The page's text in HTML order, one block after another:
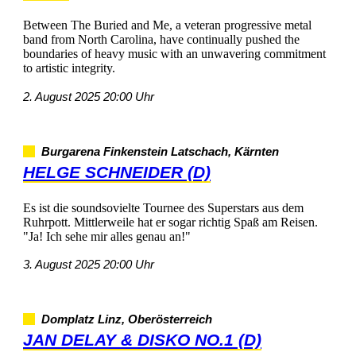
BetweenTheBuriedandMe,aveteranprogressivemetal
bandfromNorthCarolina,havecontinuallypushedthe
boundariesofheavymusicwithanunwaveringcommitment
toartisticintegrity.
2.August202520:00Uhr
BurgarenaFinkensteinLatschach,Kärnten
HELGESCHNEIDER(D)
EsistdiesoundsovielteTourneedesSuperstarsausdem
Ruhrpott.MittlerweilehatersogarrichtigSpaßamReisen.
"Ja!Ichsehemirallesgenauan!"
3.August202520:00Uhr
DomplatzLinz,Oberösterreich
JANDELAY&DISKONO.1(D)